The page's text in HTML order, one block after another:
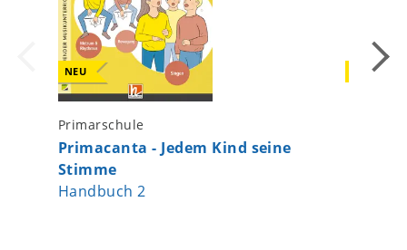
NEU
Primarschule
Primacanta - Jedem Kind seine
Stimme
Handbuch 2
NEU